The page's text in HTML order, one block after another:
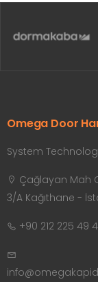
Omega Door
System
Çağlayan Mah
3/A Kağıthane -
+90 212 225 49